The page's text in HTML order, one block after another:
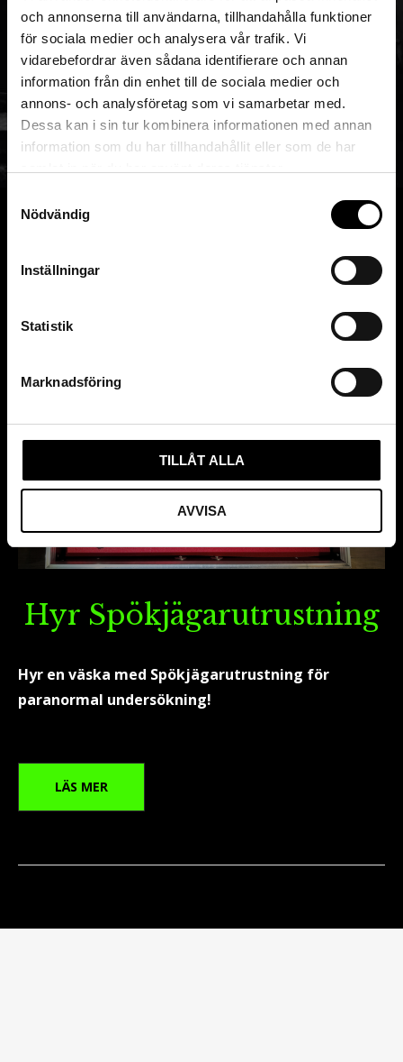
och annonserna till användarna, tillhandahålla funktioner
för sociala medier och analysera vår trafik. Vi
vidarebefordrar även sådana identifierare och annan
information från din enhet till de sociala medier och
annons- och analysföretag som vi samarbetar med.
Dessa kan i sin tur kombinera informationen med annan
information som du har tillhandahållit eller som de har
Nödvändig
Inställningar
Statistik
Marknadsföring
TILLÅT ALLA
AVVISA
Kategori: Nyheter
Hyr Spökjägarutrustning
Hyr en väska med Spökjägarutrustning för
paranormal undersökning!
LÄS MER”HYR